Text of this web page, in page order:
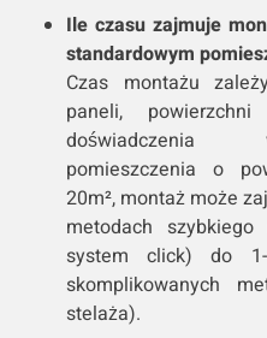
Ile czasu zajmuje
standardowym
Czas montażu
paneli,
doświadczenia
pomieszczenia o
20m², montaż może
metodach
system click) do
skomplikowanych
stelaża).